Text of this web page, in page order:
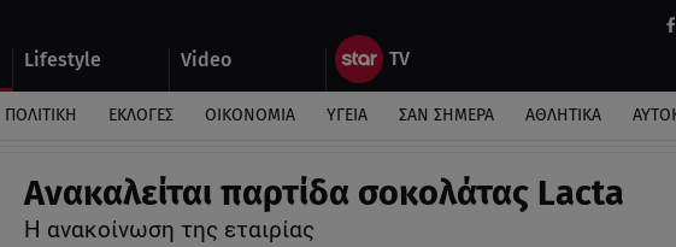
Lifestyle Video
ΠΟΛΙΤΙΚΗ ΕΚΛΟΓΕΣ ΟΙΚΟΝΟΜΙΑ ΥΓΕΙΑ ΣΑΝ ΣΗΜΕΡΑ ΑΘΛΗΤΙΚΑ
Ανακαλείται παρτίδα σοκολάτας Lacta
Η ανακοίνωση της εταιρίας